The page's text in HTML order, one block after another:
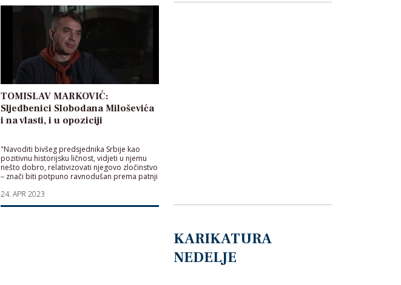
TOMISLAV MARKOVIĆ:
Sljedbenici Slobodana Miloševića
i na vlasti, i u opoziciji
"Navoditi bivšeg predsjednika Srbije kao
pozitivnu historijsku ličnost, vidjeti u njemu
nešto dobro, relativizovati njegovo zločinstvo
– znači biti potpuno ravnodušan prema patnji
24. APR 2023
KARIKATURA
NEDELJE